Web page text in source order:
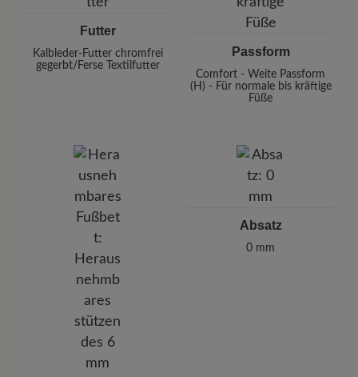
Futter
Kalbleder-Futter chromfrei
gegerbt/Ferse Textilfutter
Passform
Comfort - Weite Passform
(H) - Für normale bis kräftige
Füße
Absatz
0 mm